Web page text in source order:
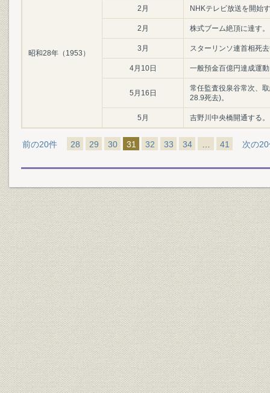
昭和28年（1953）
2月 NHKテレビ放送を開始
2月 株式ブーム絶頂に達す。
3月 スターリンソ連首相死
4月10日 一般預金百億円達成運
5月16日
常任監査役泉谷常次、
28.9死去)。
5月 吉野川中央橋開通する。
前の20件 28 29 30 31 32 33 34 41 次の